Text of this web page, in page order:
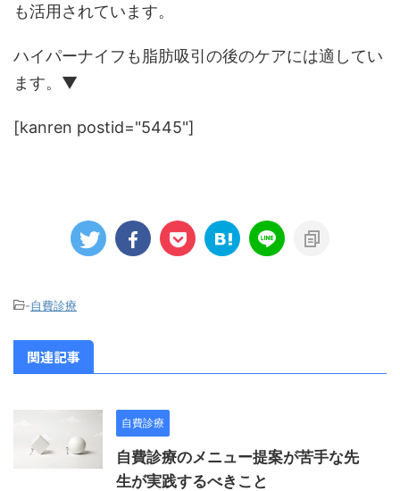
も活用されています。
ハイパーナイフも脂肪吸引の後のケアには適してい
ます。▼
[kanren postid="5445"]
-自費診療
関連記事
自費診療
自費診療のメニュー提案が苦手な先
生が実践するべきこと